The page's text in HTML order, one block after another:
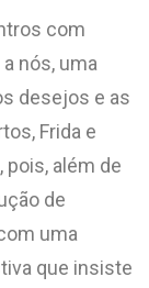
com
nós, uma
desejos e as
Frida e
pois, além de
de
uma
que insiste